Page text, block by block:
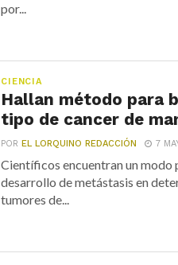
por...
CIENCIA
Hallan método para
tipo de cancer de
POREL LORQUINO REDACCIÓN 7
Científicos encuentran un modo
desarrollo de metástasis en
tumores de...